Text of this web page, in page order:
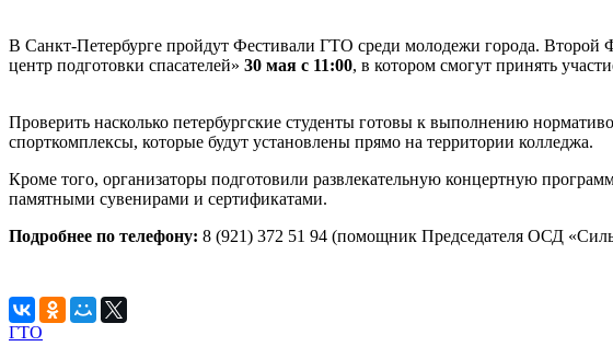
В Санкт-Петербурге пройдут Фестивали ГТО среди молодежи города. Второй
центр подготовки спасателей» 30 мая с 11:00, в котором смогут принять
Проверить насколько петербургские студенты готовы к выполнению
спорткомплексы, которые будут установлены прямо на территории колледжа.
Кроме того, организаторы подготовили развлекательную концертную
памятными сувенирами и сертификатами.
Подробнее по телефону: 8 (921) 372 51 94 (помощник Председателя ОСД
ГТО